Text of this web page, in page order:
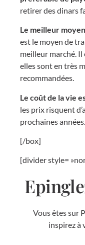
retirer des dinars
Le meilleur
est le moyen de
meilleur marché. Il
elles sont en très
recommandées.
Le coût de la vie
les prix risquent
prochaines années.
[/box]
[divider style=
Vous êtes sur
inspirez à